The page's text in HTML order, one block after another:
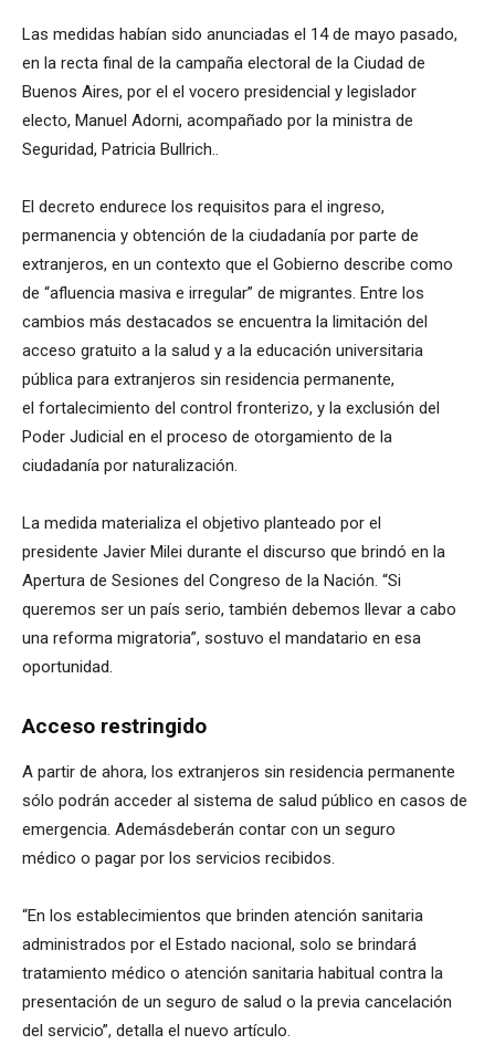
Las medidas habían sido anunciadas el 14 de mayo pasado,
en la recta final de la campaña electoral de la Ciudad de
Buenos Aires, por el el vocero presidencial y legislador
electo, Manuel Adorni, acompañado por la ministra de
Seguridad, Patricia Bullrich..
El decreto endurece los requisitos para el ingreso,
permanencia y obtención de la ciudadanía por parte de
extranjeros, en un contexto que el Gobierno describe como
de “afluencia masiva e irregular” de migrantes. Entre los
cambios más destacados se encuentra la limitación del
acceso gratuito a la salud y a la educación universitaria
pública para extranjeros sin residencia permanente,
el fortalecimiento del control fronterizo, y la exclusión del
Poder Judicial en el proceso de otorgamiento de la
ciudadanía por naturalización.
La medida materializa el objetivo planteado por el
presidente Javier Milei durante el discurso que brindó en la
Apertura de Sesiones del Congreso de la Nación. “Si
queremos ser un país serio, también debemos llevar a cabo
una reforma migratoria”, sostuvo el mandatario en esa
oportunidad.
Acceso restringido
A partir de ahora, los extranjeros sin residencia permanente
sólo podrán acceder al sistema de salud público en casos de
emergencia. Ademásdeberán contar con un seguro
médico o pagar por los servicios recibidos.
“En los establecimientos que brinden atención sanitaria
administrados por el Estado nacional, solo se brindará
tratamiento médico o atención sanitaria habitual contra la
presentación de un seguro de salud o la previa cancelación
del servicio”, detalla el nuevo artículo.